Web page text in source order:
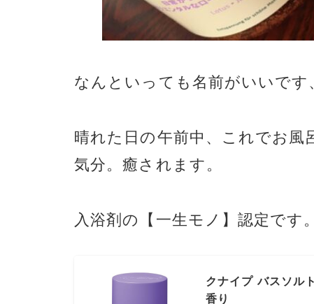
なんといっても名前がいいです
晴れた日の午前中、これでお風
気分。癒されます。
入浴剤の【一生モノ】認定です。
クナイプ バスソル
香り